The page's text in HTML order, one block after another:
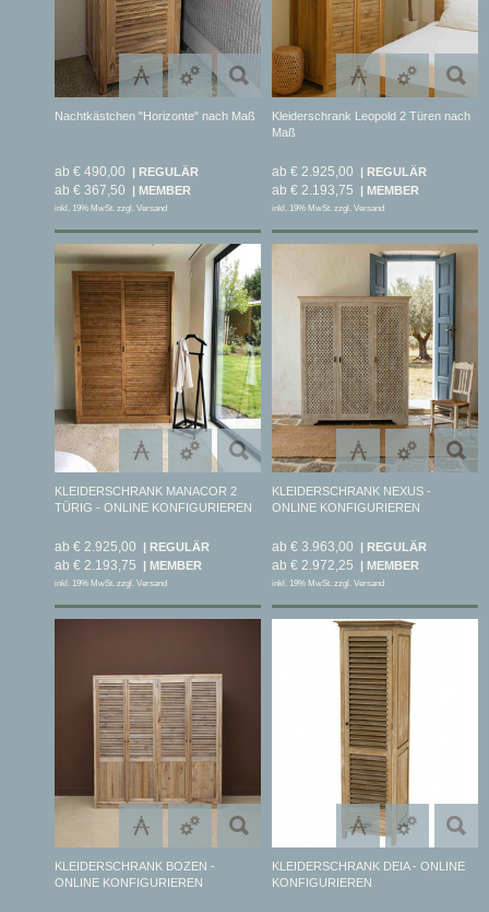
Nachtkästchen "Horizonte" nach Maß
ab € 490,00
ab € 367,50
inkl. 19% MwSt. zzgl. Versand
Kleiderschrank Leopold 2 Türen nach
Maß
ab € 2.925,00
ab € 2.193,75
inkl. 19% MwSt. zzgl. Versand
KLEIDERSCHRANK MANACOR 2
TÜRIG - ONLINE KONFIGURIEREN
ab € 2.925,00
ab € 2.193,75
inkl. 19% MwSt. zzgl. Versand
KLEIDERSCHRANK NEXUS -
ONLINE KONFIGURIEREN
ab € 3.963,00
ab € 2.972,25
inkl. 19% MwSt. zzgl. Versand
KLEIDERSCHRANK BOZEN -
ONLINE KONFIGURIEREN
KLEIDERSCHRANK DEIA - ONLINE
KONFIGURIEREN